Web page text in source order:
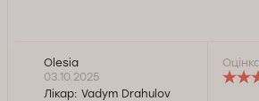
Olesia
03.10.2025
Лікар: Vadym Drahulov